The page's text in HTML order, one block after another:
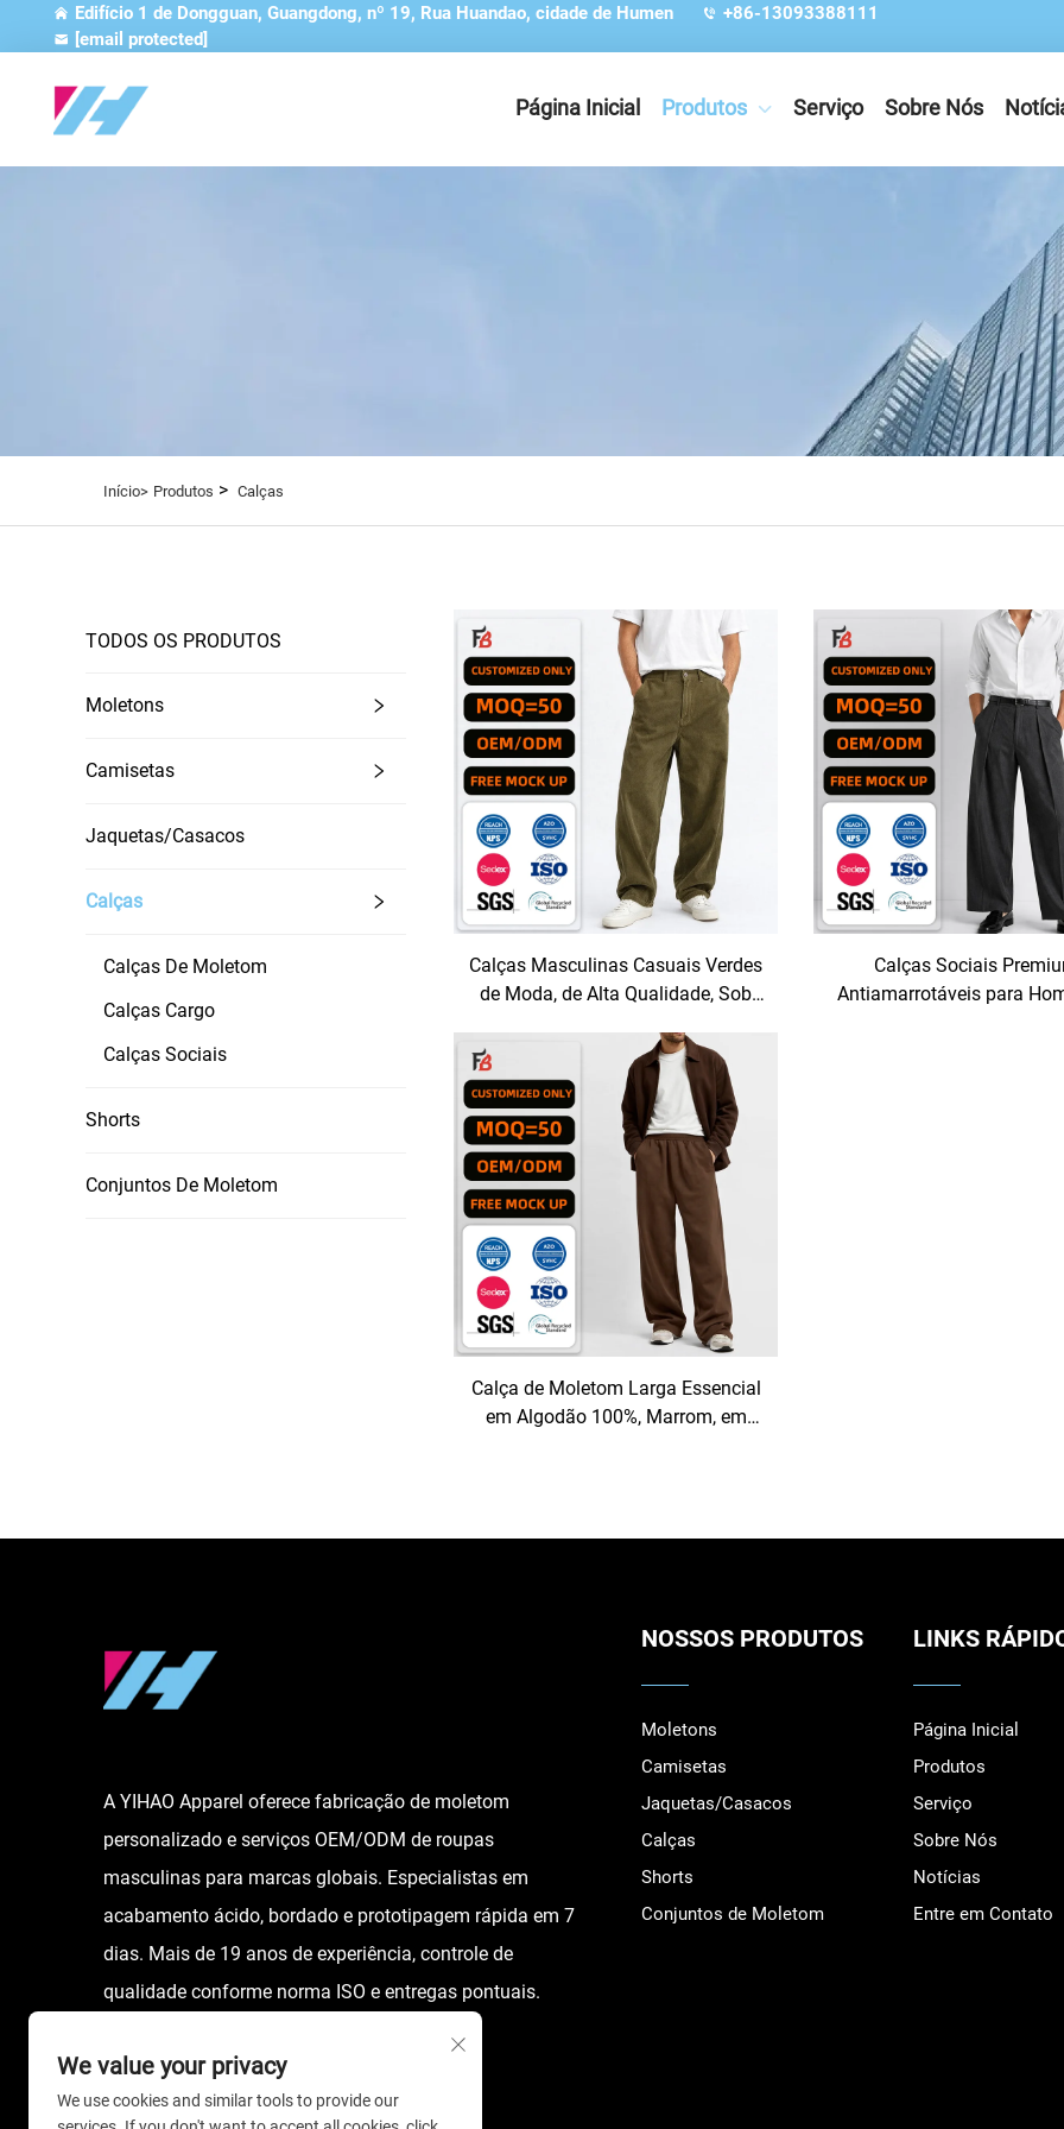
Edifício 1 de Dongguan, Guangdong, nº 19, Rua Huandao, cidade de Humen
+86-13093388111
[email protected]
Página Inicial Produtos Serviço Sobre Nós
Início> Produtos > Calças
TODOS OS PRODUTOS
Moletons
Camisetas
Jaquetas/Casacos
Calças
Calças De Moletom
Calças Cargo
Calças Sociais
Shorts
Conjuntos De Moletom
Calças Masculinas Casuais Verdes
de Moda, de Alta Qualidade, Sob
Clássico em Veludo Cotelê
Calças Sociais
Antiamarrotáveis para
Calça de Moletom Larga Essencial
em Algodão 100%, Marrom, em
A YIHAO Apparel oferece fabricação de moletom
personalizado e serviços OEM/ODM de roupas
masculinas para marcas globais. Especialistas em
acabamento ácido, bordado e prototipagem rápida em 7
dias. Mais de 19 anos de experiência, controle de
qualidade conforme norma ISO e entregas pontuais.
NOSSOS PRODUTOS
Moletons
Camisetas
Jaquetas/Casacos
Calças
Shorts
Conjuntos de Moletom
LINKS
Página Inicial
Produtos
Serviço
Sobre Nós
Notícias
Entre em Contato
We value your privacy
We use cookies and similar tools to provide our